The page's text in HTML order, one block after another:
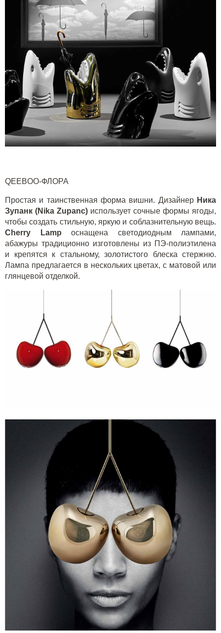
QEEBOO-ФЛОРА
Простая и таинственная форма вишни. Дизайнер Ника
Зупанк (Nika Zupanc) использует сочные формы ягоды,
чтобы создать стильную, яркую и соблазнительную вещь.
C herry Lamp
оснащена светодиодным лампами,
абажуры традиционно изготовлены из ПЭ-полиэтилена
и крепятся к стальному, золотистого блеска стержню.
Лампа предлагается в нескольких цветах, с матовой или
глянцевой отделкой.